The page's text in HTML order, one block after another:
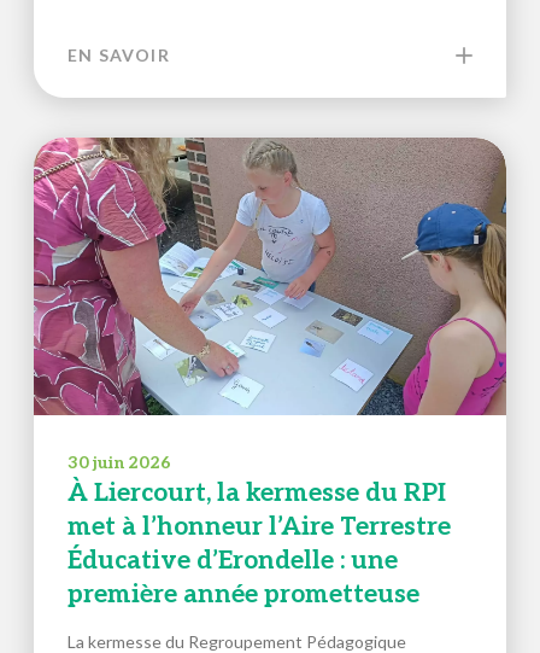
EN SAVOIR
30 juin 2026
À Liercourt, la kermesse du RPI
met à l’honneur l’Aire Terrestre
Éducative d’Erondelle : une
première année prometteuse
La kermesse du Regroupement Pédagogique